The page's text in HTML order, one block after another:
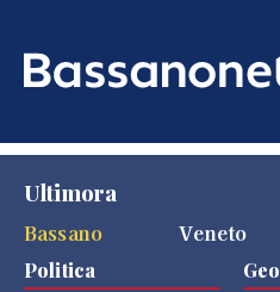
Ultimora
Bassano
Veneto
Politica